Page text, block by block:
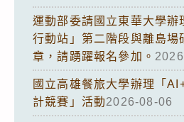
運動部委請國立東華大學辦
行動站」第二階段與離島場
章，請踴躍報名參加。
國立高雄餐旅大學辦理「
計競賽」活動2026-08-06